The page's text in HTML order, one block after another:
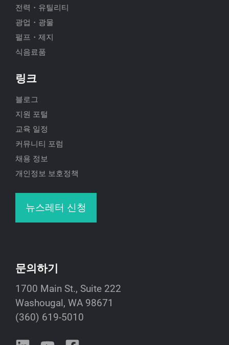
문의하기
1700 Main St., Suite 222
Washougal, WA 98671
(360) 619-5010
전력・유틸리티
광업・광물
펄프・제지
식음료품
링크
블로그
지원 포털
교육 일정
커뮤니티 포럼
채용 정보
개인정보 보호정책
뉴스레터 신청